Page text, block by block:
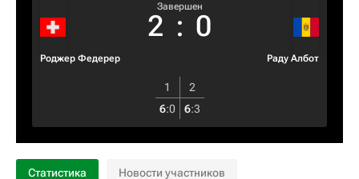
Роджер Федерер
Завершен
2 : 0
Раду Албот
1
2
6:0 6:3
Статистика Новости участников